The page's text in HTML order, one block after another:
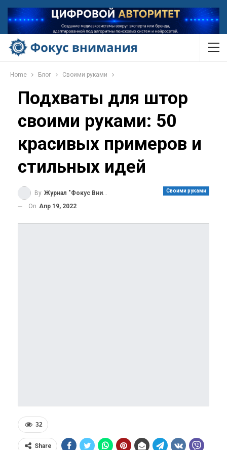
Home Блог Своими руками
Подхваты для штор
своими руками: 50
красивых примеров и
стильных идей
Своими руками
By Журнал "Фокус Внимания"
On Апр 19, 2022
32
Share